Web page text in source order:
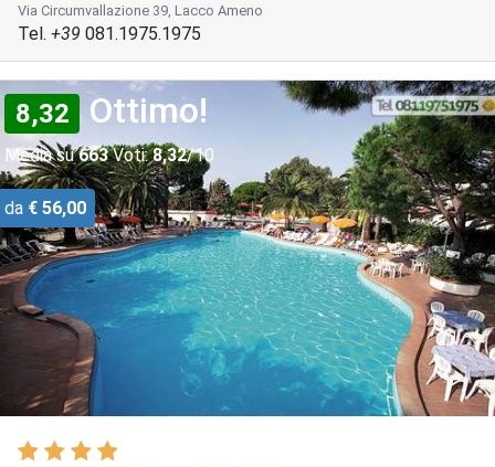
Via Circumvallazione 39, Lacco Ameno
Tel. +39 081.1975.1975
8,32 Ottimo!
Media su663Voti: 8,32/10
da € 56,00